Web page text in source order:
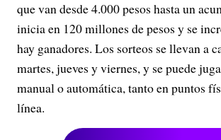
que van desde 4.000 pesos hasta un
inicia en 120 millones de pesos y se
hay ganadores. Los sorteos se llevan a
martes, jueves y viernes, y se puede
manual o automática, tanto en puntos
línea.